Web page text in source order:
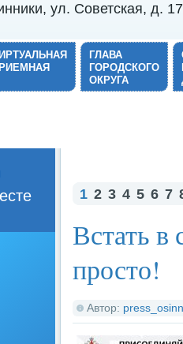
ул. Советская, д.
ГЛАВА
ГОРОДСКОГО
ОКРУГА
1 2 3 4 5 6 7
Встать в
просто!
Автор: